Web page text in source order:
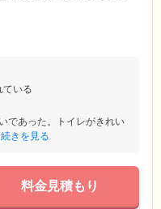
なく利用いただける、デイサ
ご相談ください。施設は、JR
ている
であった。トイレがきれい
続きを見る
料金見積もり